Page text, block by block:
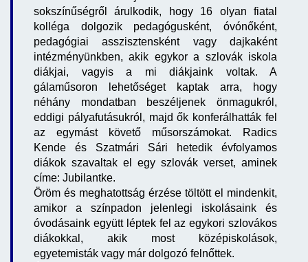
sokszínűségről árulkodik, hogy 16 olyan fiatal
kolléga dolgozik pedagógusként, óvónőként,
pedagógiai asszisztensként vagy dajkaként
intézményünkben, akik egykor a szlovák iskola
diákjai, vagyis a mi diákjaink voltak. A
gálaműsoron lehetőséget kaptak arra, hogy
néhány mondatban beszéljenek önmagukról,
eddigi pályafutásukról, majd ők konferálhatták fel
az egymást követő műsorszámokat. Radics
Kende és Szatmári Sári hetedik évfolyamos
diákok szavaltak el egy szlovák verset, aminek
címe: Jubilantke.
Öröm és meghatottság érzése töltött el mindenkit,
amikor a színpadon jelenlegi iskolásaink és
óvodásaink együtt léptek fel az egykori szlovákos
diákokkal, akik most középiskolások,
egyetemisták vagy már dolgozó felnőttek.